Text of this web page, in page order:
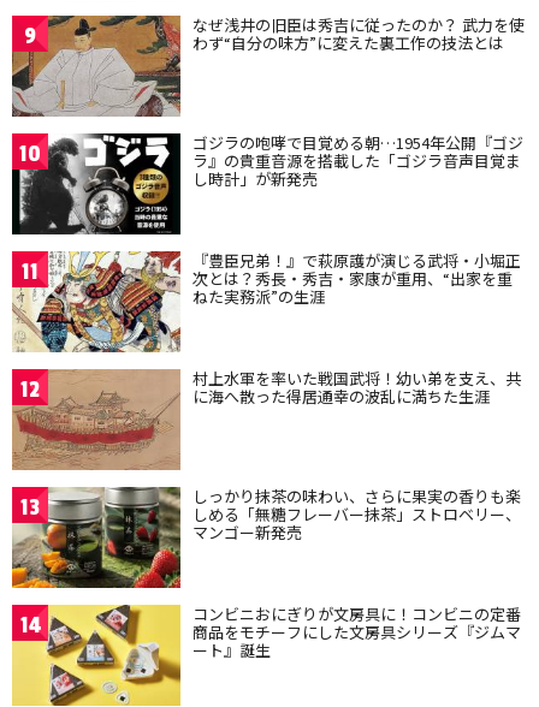
9 なぜ浅井の旧臣は秀吉に従ったのか？ 武力を使
わず“自分の味方”に変えた裏工作の技法とは
10 ゴジラの咆哮で目覚める朝…1954年公開『ゴジ
ラ』の貴重音源を搭載した「ゴジラ音声目覚ま
し時計」が新発売
11 『豊臣兄弟！』で萩原護が演じる武将・小堀正
次とは？秀長・秀吉・家康が重用、“出家を重
ねた実務派”の生涯
12 村上水軍を率いた戦国武将！幼い弟を支え、共
に海へ散った得居通幸の波乱に満ちた生涯
13 しっかり抹茶の味わい、さらに果実の香りも楽
しめる「無糖フレーバー抹茶」ストロベリー、
マンゴー新発売
14 コンビニおにぎりが文房具に！コンビニの定番
商品をモチーフにした文房具シリーズ『ジムマ
ート』誕生